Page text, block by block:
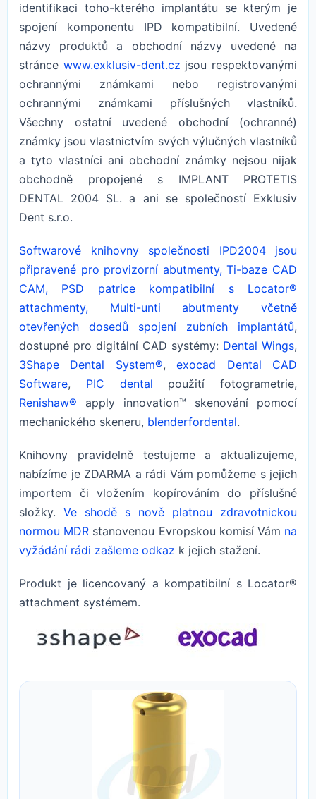
identifikaci toho-kterého implantátu se kterým je
spojení komponentu IPD kompatibilní. Uvedené
názvy produktů a obchodní názvy uvedené na
stránce www.exklusiv-dent.cz jsou respektovanými
ochrannými známkami nebo registrovanými
ochrannými známkami příslušných vlastníků.
Všechny ostatní uvedené obchodní (ochranné)
známky jsou vlastnictvím svých výlučných vlastníků
a tyto vlastníci ani obchodní známky nejsou nijak
obchodně propojené s IMPLANT PROTETIS
DENTAL 2004 SL. a ani se společností Exklusiv
Dent s.r.o.
Softwarové knihovny společnosti IPD2004 jsou
připravené pro provizorní abutmenty, Ti-baze CAD
CAM, PSD patrice kompatibilní s Locator®
attachmenty, Multi-unti abutmenty včetně
otevřených dosedů spojení zubních implantátů,
dostupné pro digitální CAD systémy: Dental Wings,
3Shape Dental System®,exocad Dental CAD
Software, PIC dental použití fotogrametrie,
Renishaw® apply innovation™ skenování pomocí
mechanického skeneru, blenderfordental.
Knihovny pravidelně testujeme a aktualizujeme,
nabízíme je ZDARMA a rádi Vám pomůžeme s jejich
importem či vložením kopírováním do příslušné
složky. Ve shodě s nově platnou zdravotnickou
normou MDR stanovenou Evropskou komisí Vám na
vyžádání rádi zašleme odkaz k jejich stažení.
Produkt je licencovaný a kompatibilní s Locator®
attachment systémem.